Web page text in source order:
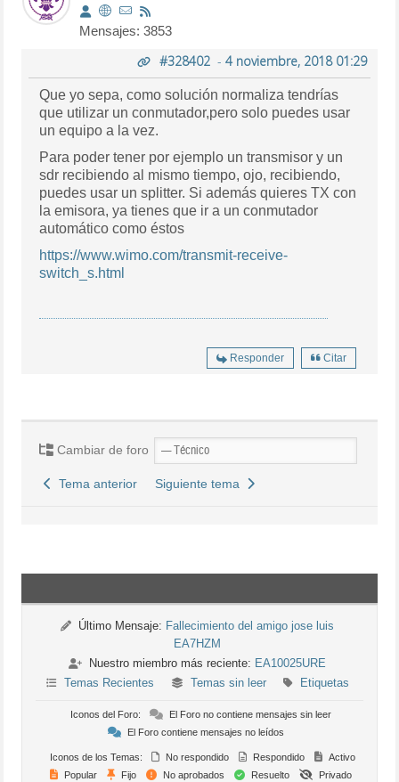
Mensajes: 3853
#328402- 4 noviembre, 2018 01:29
Que yo sepa, como solución normaliza tendrías
que utilizar un conmutador,pero solo puedes usar
un equipo a la vez.
Para poder tener por ejemplo un transmisor y un
sdr recibiendo al mismo tiempo, ojo, recibiendo,
puedes usar un splitter. Si además quieres TX con
la emisora, ya tienes que ir a un conmutador
automático como éstos
https://www.wimo.com/transmit-receive-
switch_s.html
Responder Citar
Cambiar de foro
Tema anterior Siguiente tema
Último Mensaje: Fallecimiento del amigo jose luis
EA7HZM
Nuestro miembro más reciente: EA10025URE
Temas Recientes
Temas sin leer Etiquetas
Iconos del Foro:
El Foro no contiene mensajes sin leer
El Foro contiene mensajes no leídos
Iconos de los Temas: No respondido Respondido
Activo
Popular
Fijo No aprobados Resuelto
Privado